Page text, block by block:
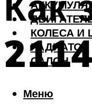
КОЛЕСА И
РАДИАТОР
САЛОН
Меню